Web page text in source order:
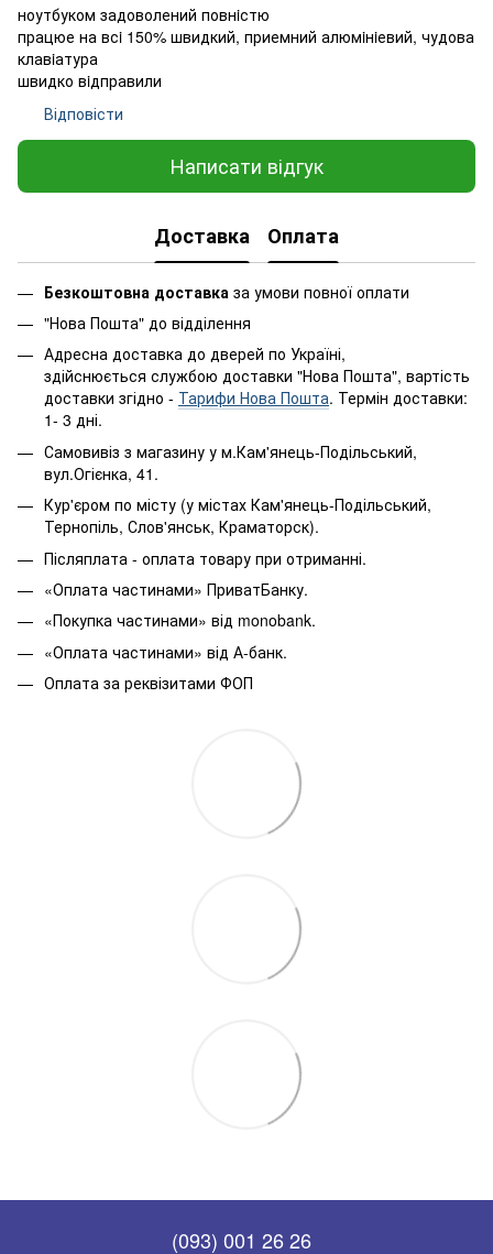
ноутбуком задоволений повнiстю
працюе на всi 150% швидкий, приемний алюмiнiевий, чудова
клавiатура
швидко вiдправили
Відповісти
Написати відгук
Доставка Оплата
Безкоштовна доставка за умови повної оплати
"Нова Пошта" до відділення
Адресна доставка до дверей по Україні,
здійснюється службою доставки "Нова Пошта", вартість
доставки згідно - Тарифи Нова Пошта. Термін доставки:
1- 3 дні.
Самовивіз з магазину у м.Кам'янець-Подільський,
вул.Огієнка, 41.
Кур'єром по місту (у містах Кам'янець-Подільський,
Тернопіль, Слов'янськ, Краматорск).
Післяплата - оплата товару при отриманні.
«Оплата частинами» ПриватБанку.
«Покупка частинами» від monobank.
«Оплата частинами» від А-банк.
Оплата за реквізитами ФОП
(093) 001 26 26